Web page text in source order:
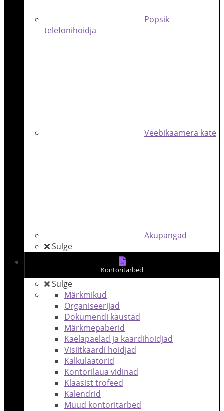
Popsik
telefonihoidja
Veebikaamera kate
Akupangad
Sulge
Kontoritarbed
Sulge
Märkmikud
Organiseerijad
Dokumendi kaustad
Märkmepaberid
Kaelapaelad ja kaardihoidjad
Visiitkaardi hoidjad
Kalkulaatorid
Kontorilaua vidinad
Klaasist trofeed
Kalendrid
Muud kontoritarbed